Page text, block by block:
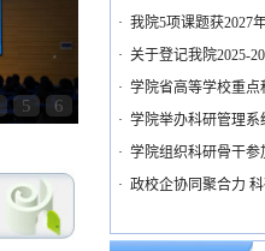
5 6
· 我院5项课题获2027
· 关于登记我院2025-
· 学院省高等学校重
· 学院举办科研管理
· 学院组织科研骨干
· 政校企协同聚合力